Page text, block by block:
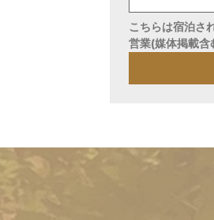
こちらは宿泊さ
営業(媒体掲載含